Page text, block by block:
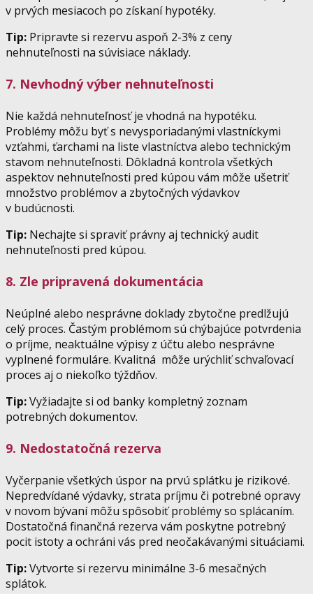
v prvých mesiacoch po získaní hypotéky.
Tip: Pripravte si rezervu aspoň 2-3% z ceny
nehnuteľnosti na súvisiace náklady.
7. Nevhodný výber nehnuteľnosti
Nie každá nehnuteľnosť je vhodná na hypotéku.
Problémy môžu byť s nevysporiadanými vlastníckymi
vzťahmi, ťarchami na liste vlastníctva alebo technickým
stavom nehnuteľnosti. Dôkladná kontrola všetkých
aspektov nehnuteľnosti pred kúpou vám môže ušetriť
množstvo problémov a zbytočných výdavkov
v budúcnosti.
Tip: Nechajte si spraviť právny aj technický audit
nehnuteľnosti pred kúpou.
8. Zle pripravená dokumentácia
Neúplné alebo nesprávne doklady zbytočne predlžujú
celý proces. Častým problémom sú chýbajúce potvrdenia
o príjme, neaktuálne výpisy z účtu alebo nesprávne
vyplnené formuláre. Kvalitná môže urýchliť schvaľovací
proces aj o niekoľko týždňov.
Tip:Vyžiadajte si od banky kompletný zoznam
potrebných dokumentov.
9. Nedostatočná rezerva
Vyčerpanie všetkých úspor na prvú splátku je rizikové.
Nepredvídané výdavky, strata príjmu či potrebné opravy
v novom bývaní môžu spôsobiť problémy so splácaním.
Dostatočná finančná rezerva vám poskytne potrebný
pocit istoty a ochráni vás pred neočakávanými situáciami.
Tip:Vytvorte si rezervu minimálne 3-6 mesačných
splátok.